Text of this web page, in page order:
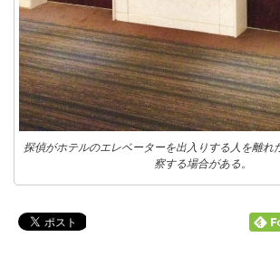
探偵がホテルのエレベーターを出入りする人を離れ
察する場合がある。